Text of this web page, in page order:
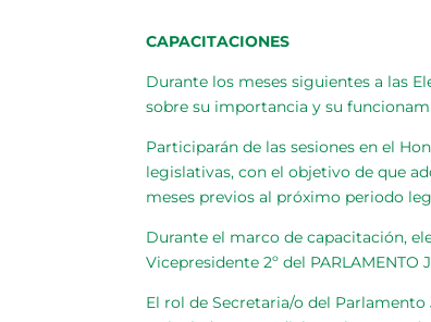
CAPACITACIONES
Durante los meses siguientes a las
sobre su importancia y su
Participarán de las sesiones en el
legislativas, con el objetivo de que
meses previos al próximo periodo
Durante el marco de capacitación,
Vicepresidente 2º del PARLAMENTO
El rol de Secretaria/o del